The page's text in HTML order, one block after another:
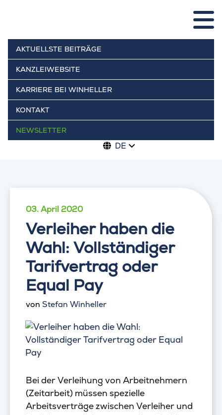
AKTUELLSTE BEITRÄGE
KANZLEIWEBSITE
KARRIERE BEI WINHELLER
KONTAKT
NEWSLETTER
DE
03. April 2020
Verleiher haben die
Wahl: Vollständiger
Tarifvertrag oder
Equal Pay
von Stefan Winheller
Bei der Verleihung von Arbeitnehmern
(Zeitarbeit) müssen spezielle
Arbeitsverträge zwischen Verleiher und